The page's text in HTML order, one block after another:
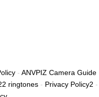
- ANVPIZ Camera Guide
ringtones- Privacy Policy2 -